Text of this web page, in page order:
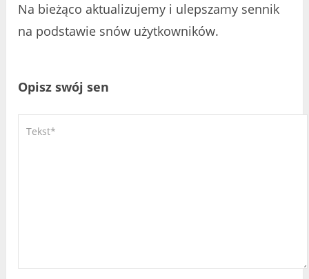
Na bieżąco aktualizujemy i ulepszamy sennik
na podstawie snów użytkowników.
Opisz swój sen